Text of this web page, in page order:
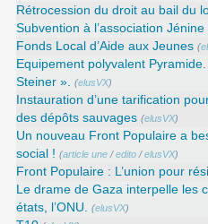
Rétrocession du droit au bail du
Subvention à l’association
Fonds Local d’Aide aux Jeunes (
Equipement polyvalent
Steiner ».
(elusVX)
Instauration d’une tarification
des dépôts sauvages (elusVX)
Un nouveau Front Populaire a
social ! (article une /edito /elusVX)
Front Populaire : L’union pour
Le drame de Gaza interpelle les
états, l’ONU.
(elusVX)